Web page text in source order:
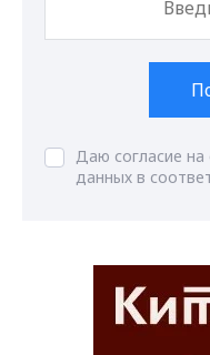
Даю согласие
данных в